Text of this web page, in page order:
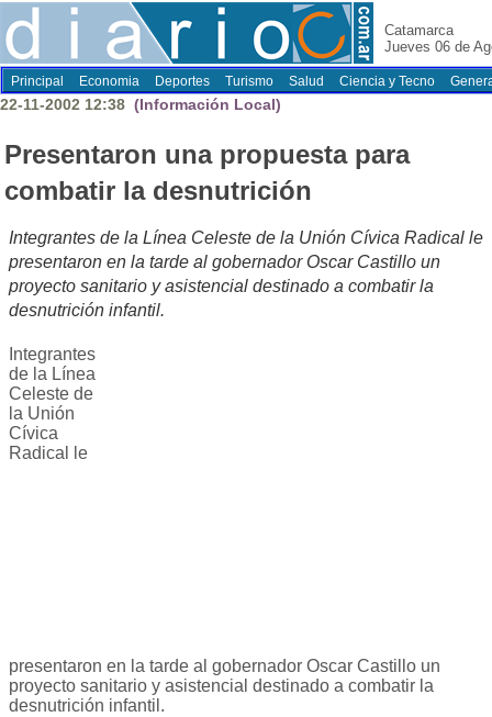
Catamarca
Jueves 06 de
Principal Economia Deportes Turismo Salud Ciencia y Tecno
22-11-2002 12:38 (Información Local)
Presentaron una propuesta para
combatir la desnutrición
Integrantes de la Línea Celeste de la Unión Cívica Radical le
presentaron en la tarde al gobernador Oscar Castillo un
proyecto sanitario y asistencial destinado a combatir la
desnutrición infantil.
Integrantes
de la Línea
Celeste de
la Unión
Cívica
Radical le
presentaron en la tarde al gobernador Oscar Castillo un
proyecto sanitario y asistencial destinado a combatir la
desnutrición infantil.